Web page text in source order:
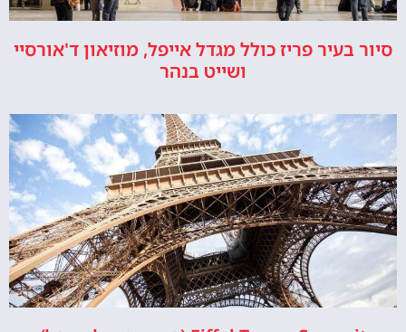
סיור בעיר פריז כולל מגדל אייפל, מוזיאון ד'אורסיי
ושייט בנהר